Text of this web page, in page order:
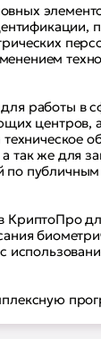
работы в
центров,
техническое
же для
по
КриптоПро